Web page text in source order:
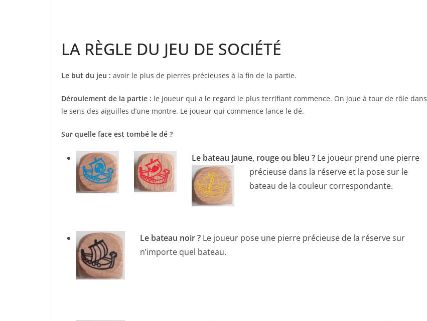
LA RÈGLE DU JEU DE SOCIÉTÉ
Le but du jeu : avoir le plus de pierres précieuses à la fin de la partie.
Déroulement de la partie : le joueur qui a le regard le plus terrifiant commence. On joue à tour de rôle dans
le sens des aiguilles d’une montre. Le joueur qui commence lance le dé.
Sur quelle face est tombé le dé ?
Le bateau jaune, rouge ou bleu ? Le joueur prend une pierre
précieuse dans la réserve et la pose sur le
bateau de la couleur correspondante.
Le bateau noir ? Le joueur pose une pierre précieuse de la réserve sur
n’importe quel bateau.